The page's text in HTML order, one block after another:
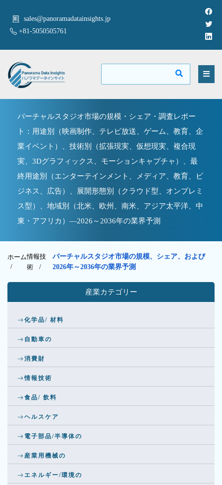
sales@panoramadatainsights.jp
+81-5050505761
バーチャルスタジオ市場の規模・シェア・調査レポー
ト：用途別（映画制作、テレビ放送、ゲーム、教育、企
業イベント）、技術別（拡張現実、仮想現実、複合現
実、3Dグラフィックス、モーションキャプチャ）、最
終用途別（エンターテインメント、メディア、教育、ビ
ジネス、広告）、展開形態別（クラウド型、オンプレミ
ス型）、地域別（北米、欧州、南米、アジア太平洋、中
東・アフリカ）―2026～2036年の業界予測
ホーム
/
情報技
術 /
バーチャルスタジオ市場の規模、シェア、および
2026年～2036年の業界予測
産業カテゴリー
化学品/ 材料
自動車の
消費財
情報技術
食品/ 飲料
ヘルスケア
電子部品/半導体の
産業用機械の
エネルギー/環境の